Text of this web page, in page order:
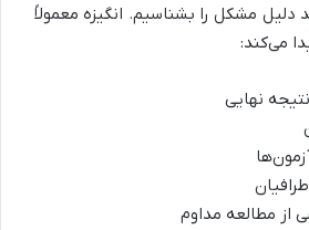
دلیل مشکل را بشناسیم. انگیزه معمولاً
می‌کند:
نهایی
از مطالعه مداوم